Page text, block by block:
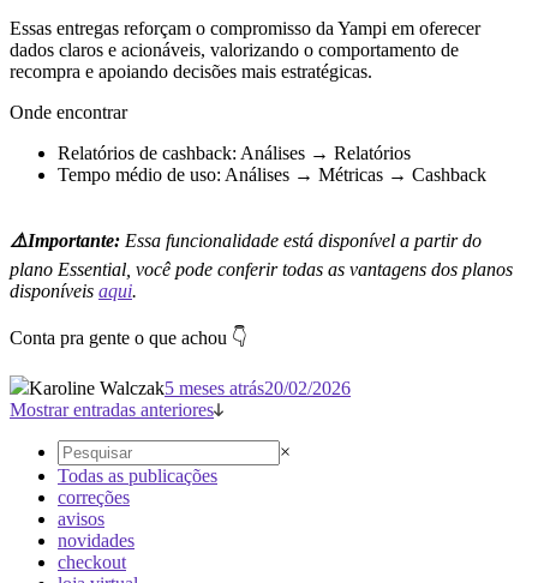
Essas entregas reforçam o compromisso da Yampi em oferecer
dados claros e acionáveis, valorizando o comportamento de
recompra e apoiando decisões mais estratégicas.
Onde encontrar
Relatórios de cashback: Análises → Relatórios
Tempo médio de uso: Análises → Métricas → Cashback
⚠️Importante: Essa funcionalidade está disponível a partir do
plano Essential, você pode conferir todas as vantagens dos planos
disponíveis aqui.
Conta pra gente o que achou 👇
Karoline Walczak5 meses atrás20/02/2026
Mostrar entradas anteriores
×
Todas as publicações
correções
avisos
novidades
checkout